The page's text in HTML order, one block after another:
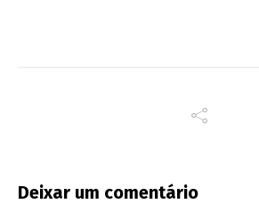
Deixar um comentário